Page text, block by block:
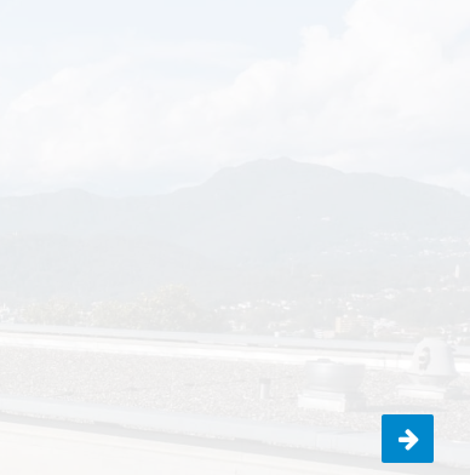
Giornata sportiva per le terze CONFERMATA